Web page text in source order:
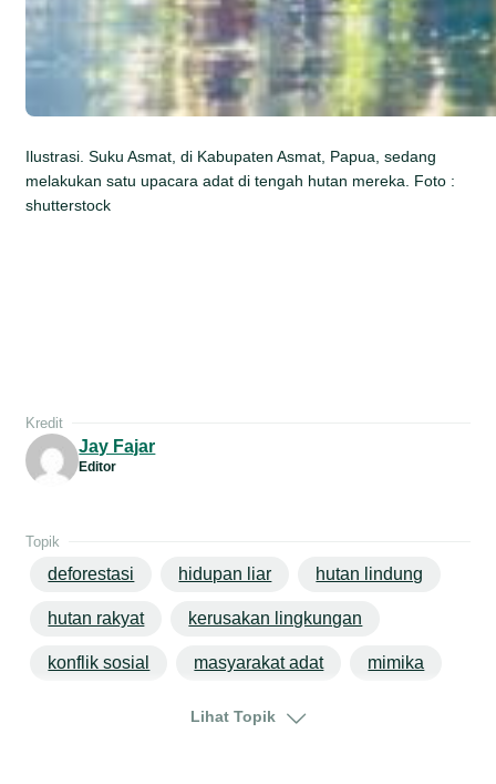
Ilustrasi. Suku Asmat, di Kabupaten Asmat, Papua, sedang
melakukan satu upacara adat di tengah hutan mereka. Foto :
shutterstock
Kredit
Jay Fajar
Editor
Topik
deforestasi hidupan liar hutan lindung
hutan rakyat kerusakan lingkungan
konflik sosial masyarakat adat mimika
penegakan hukum penyelundupan
Lihat Topik